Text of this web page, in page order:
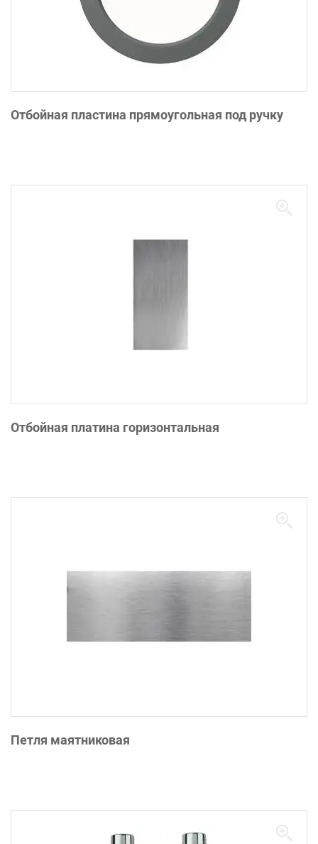
Отбойная пластина прямоугольная под ручку
Отбойная платина горизонтальная
Петля маятниковая